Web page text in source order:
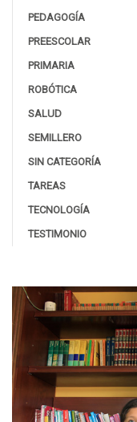
PEDAGOGÍA
PREESCOLAR
PRIMARIA
ROBÓTICA
SALUD
SEMILLERO
SIN CATEGORÍA
TAREAS
TECNOLOGÍA
TESTIMONIO